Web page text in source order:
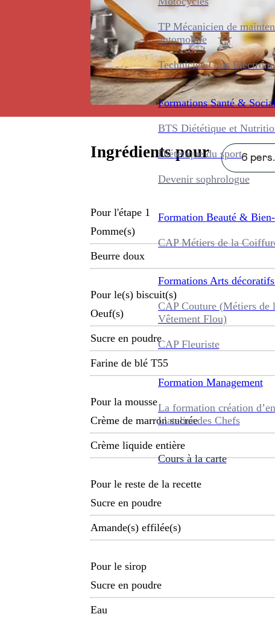
TP Mécanicien de
automobile
Technicien Gros
Formations Santé &
BTS Diététique et
Diététique du sport
Devenir sophrologue
Formation Beauté &
CAP Métiers de la
Formations Arts
CAP Couture (Métiers de
Vêtement Flou)
CAP Fleuriste
Formation Management
La formation création
L’atelier des Chefs
Cours à la carte
Ingrédients pour 6 pers.
Pour l'étape 1
Pomme(s)
Beurre doux
Pour le(s) biscuit(s)
Oeuf(s)
Sucre en poudre
Farine de blé T55
Pour la mousse
Crème de marron sucrée
Crème liquide entière
Pour le reste de la recette
Sucre en poudre
Amande(s) effilée(s)
Pour le sirop
Sucre en poudre
Eau